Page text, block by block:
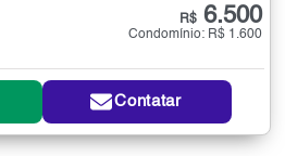
R$ 6.500
Condomínio: R$ 1.600
Contatar